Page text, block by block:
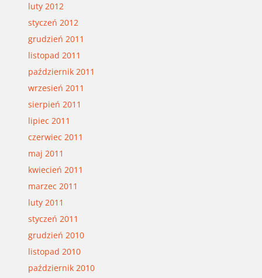
luty 2012
styczeń 2012
grudzień 2011
listopad 2011
październik 2011
wrzesień 2011
sierpień 2011
lipiec 2011
czerwiec 2011
maj 2011
kwiecień 2011
marzec 2011
luty 2011
styczeń 2011
grudzień 2010
listopad 2010
październik 2010